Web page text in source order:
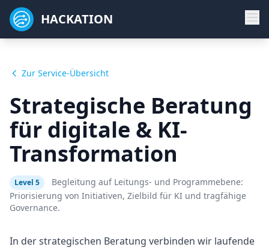
HACKATION
Zur Service-Übersicht
Strategische Beratung
für digitale & KI-
Transformation
Level 5
Begleitung auf Leitungs- und Programmebene:
Priorisierung von Initiativen, Zielbild für KI und tragfähige
Governance.
In der strategischen Beratung verbinden wir laufende